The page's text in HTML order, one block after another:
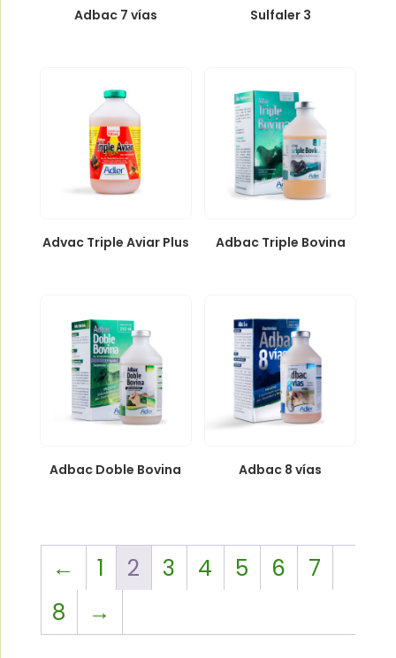
Adbac 7 vías Sulfaler 3
Advac Triple Aviar Plus Adbac Triple Bovina
Adbac Doble Bovina Adbac 8 vías
← 1 2 3 4 5 6
7
8
→